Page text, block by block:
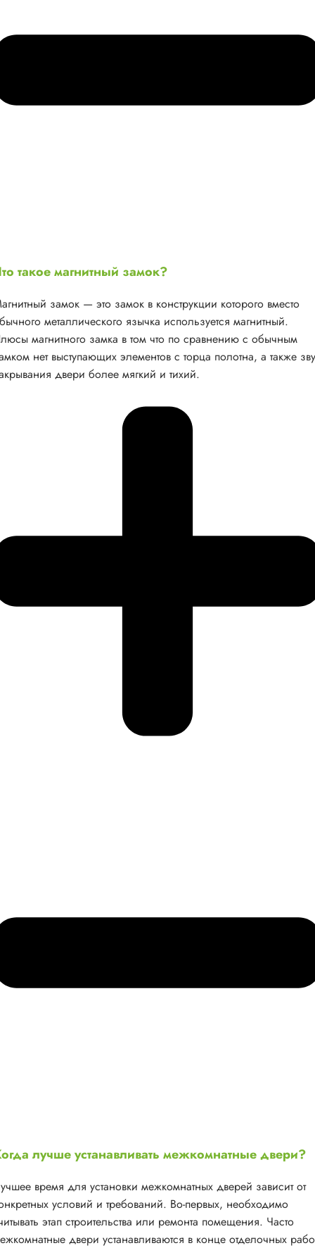
такое магнитный замок?
замок — это замок в конструкции которого вместо
металлического язычка используется магнитный.
магнитного замка в том что по сравнению с обычным
нет выступающих элементов с торца полотна, а также
двери более мягкий и тихий.
лучше устанавливать межкомнатные двери?
время для установки межкомнатных дверей зависит от
условий и требований. Во-первых, необходимо
этап строительства или ремонта помещения. Часто
двери устанавливаются в конце отделочных